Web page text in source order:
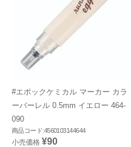
#エポックケミカル マーカー カラ
ーバーレル 0.5mm イエロー 464-
090
商品コード:4560103144644
小売価格 ¥90